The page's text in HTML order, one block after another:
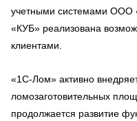
учетными системами ООО
«КУБ» реализована
клиентами.
«1С-Лом» активно
ломозаготовительных
продолжается развитие